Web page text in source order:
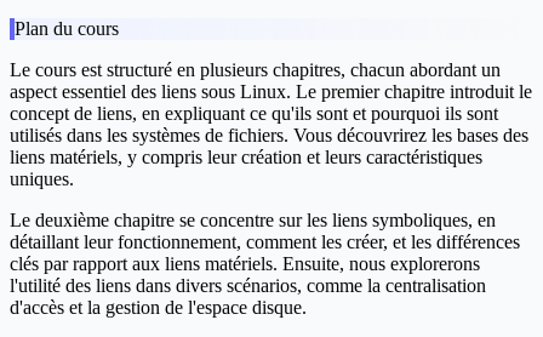
Plan du cours
Le cours est structuré en plusieurs chapitres, chacun abordant un
aspect essentiel des liens sous Linux. Le premier chapitre introduit le
concept de liens, en expliquant ce qu'ils sont et pourquoi ils sont
utilisés dans les systèmes de fichiers. Vous découvrirez les bases des
liens matériels, y compris leur création et leurs caractéristiques
uniques.
Le deuxième chapitre se concentre sur les liens symboliques, en
détaillant leur fonctionnement, comment les créer, et les différences
clés par rapport aux liens matériels. Ensuite, nous explorerons
l'utilité des liens dans divers scénarios, comme la centralisation
d'accès et la gestion de l'espace disque.